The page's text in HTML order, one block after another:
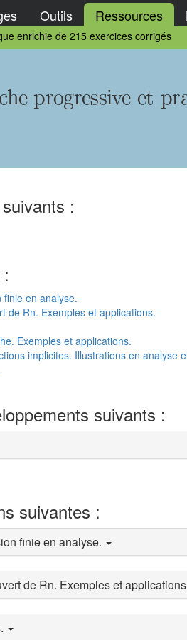
Outils Ressources
enrichie de 215 exercices corrigés
progressive et
:
finie en analyse.
de Rn. Exemples et applications.
Exemples et applications.
implicites. Illustrations en analyse
suivants :
suivantes :
finie en analyse.
de Rn. Exemples et